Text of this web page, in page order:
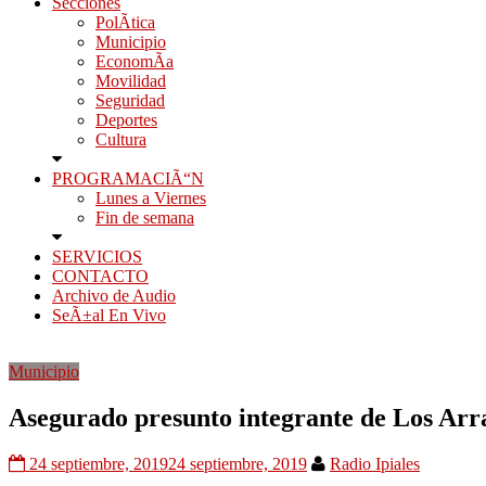
PolÃ­tica
Municipio
EconomÃ­a
Movilidad
Seguridad
Deportes
Cultura
PROGRAMACIÃ“N
Lunes a Viernes
Fin de semana
SERVICIOS
CONTACTO
Archivo de Audio
SeÃ±al En Vivo
Municipio
Asegurado presunto integrante de Los
24 septiembre, 201924 septiembre, 2019
Radio Ipiales